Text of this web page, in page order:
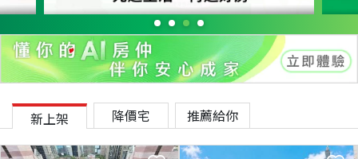
新上架 降價宅 推薦給你